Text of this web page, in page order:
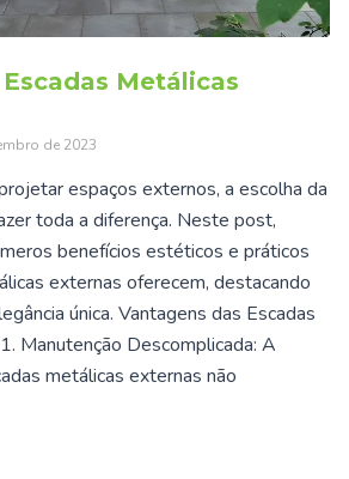
Metálicas
de 2023
espaços externos, a escolha da
toda a diferença. Neste post,
benefícios estéticos e práticos
externas oferecem, destacando
única. Vantagens das Escadas
Manutenção Descomplicada: A
metálicas externas não